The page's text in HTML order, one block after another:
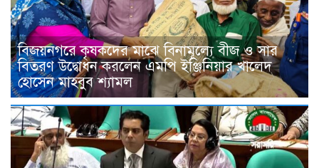
বিজয়নগরে কৃষকদের মাঝে বিনামূল্যে বীজ ও সার
বিতরণ উদ্বোধন করলেন এমপি ইঞ্জিনিয়ার খালেদ
হোসেন মাহবুব শ্যামল